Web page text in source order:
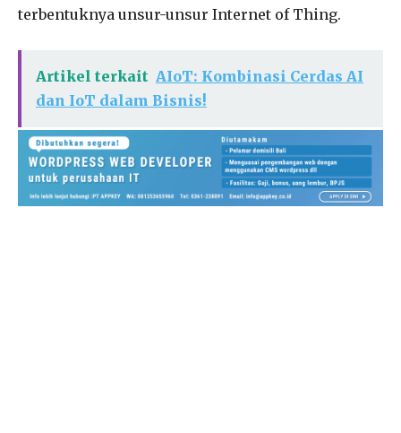
terbentuknya unsur-unsur Internet of Thing.
Artikel terkait AIoT: Kombinasi Cerdas AI
dan IoT dalam Bisnis!